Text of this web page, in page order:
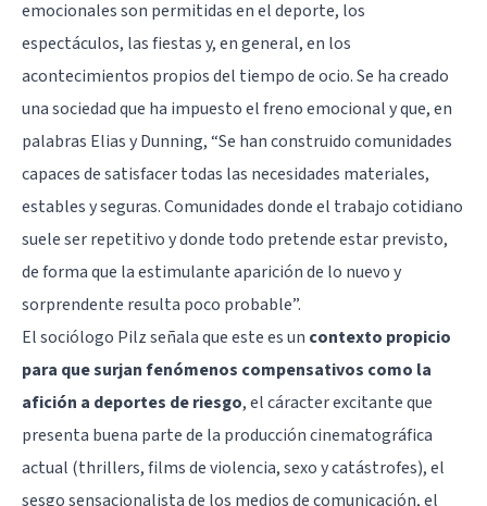
emocionales son permitidas en el deporte, los
espectáculos, las fiestas y, en general, en los
acontecimientos propios del tiempo de ocio. Se ha creado
una sociedad que ha impuesto el freno emocional y que, en
palabras Elias y Dunning, “Se han construido comunidades
capaces de satisfacer todas las necesidades materiales,
estables y seguras. Comunidades donde el trabajo cotidiano
suele ser repetitivo y donde todo pretende estar previsto,
de forma que la estimulante aparición de lo nuevo y
sorprendente resulta poco probable”.
El sociólogo Pilz señala que este es un contexto propicio
para que surjan fenómenos compensativos como la
afición a deportes de riesgo, el cáracter excitante que
presenta buena parte de la producción cinematográfica
actual (thrillers, films de violencia, sexo y catástrofes), el
sesgo sensacionalista de los medios de comunicación, el